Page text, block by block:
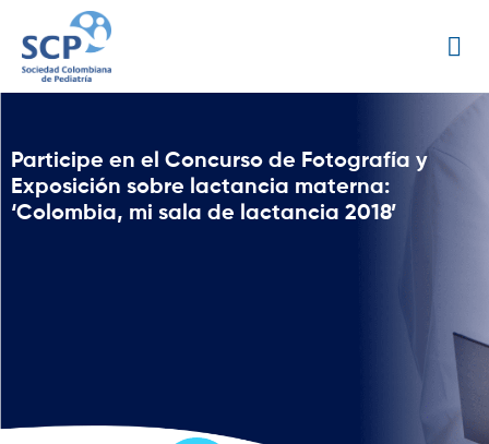
Participe en el Concurso de Fotografía y
Exposición sobre lactancia materna:
‘Colombia, mi sala de lactancia 2018’